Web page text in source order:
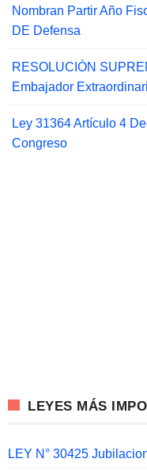
Nombran Partir Año
DE Defensa
RESOLUCIÓN
Embajador
Ley 31364 Artículo 4
Congreso
LEYES MÁS
LEY N° 30425